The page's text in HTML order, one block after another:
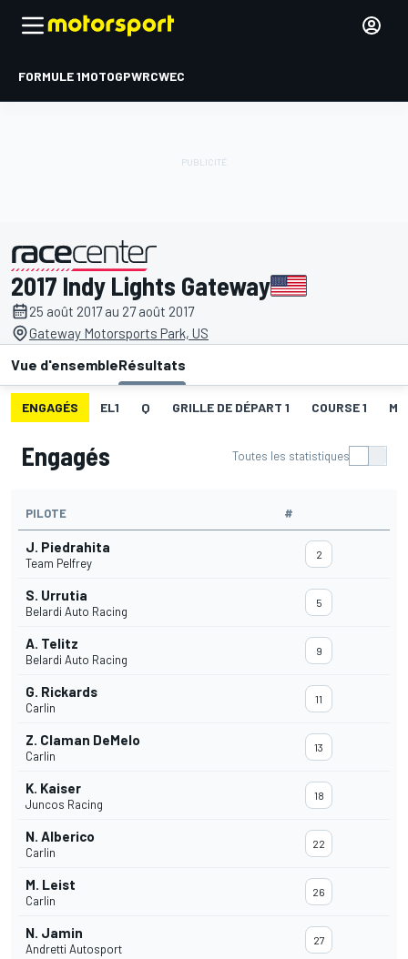
FORMULE 1MOTOGPWRCWEC
présenté par
2017 Indy Lights Gateway
25 août 2017 au 27 août 2017
Gateway Motorsports Park, US
Vue d'ensembleRésultats
ENGAGÉS EL1 Q GRILLE DE DÉPART 1 COURSE 1
Engagés Toutes les statistiques
PILOTE #
J. Piedrahita
Team Pelfrey
2
S. Urrutia
Belardi Auto Racing
5
A. Telitz
Belardi Auto Racing
9
G. Rickards
Carlin
11
Z. Claman DeMelo
Carlin
13
K. Kaiser
Juncos Racing
18
N. Alberico
Carlin
22
M. Leist
Carlin
26
N. Jamin
Andretti Autosport
27